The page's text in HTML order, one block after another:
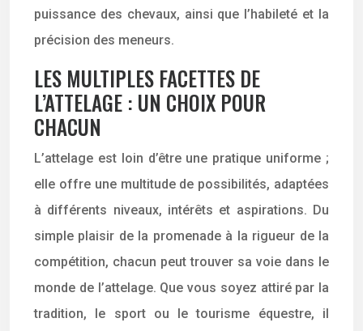
puissance des chevaux, ainsi que l’habileté et la
précision des meneurs.
LES MULTIPLES FACETTES DE
L’ATTELAGE : UN CHOIX POUR
CHACUN
L’attelage est loin d’être une pratique uniforme ;
elle offre une multitude de possibilités, adaptées
à différents niveaux, intérêts et aspirations. Du
simple plaisir de la promenade à la rigueur de la
compétition, chacun peut trouver sa voie dans le
monde de l’attelage. Que vous soyez attiré par la
tradition, le sport ou le tourisme équestre, il